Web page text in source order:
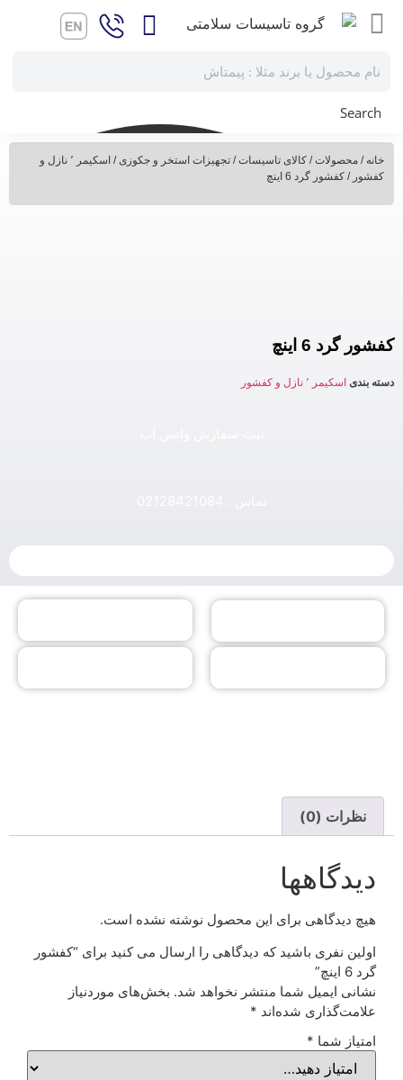
Search
خانه / محصولات/ کالای تاسیسات/ تجهیزات استخر و جکوزی/
اسکیمر ٬ نازل و
کفشور / کفشور گرد 6 اینچ
کفشور گرد 6 اینچ
دسته بندی اسکیمر ٬ نازل و کفشور
نظرات (0)
دیدگاهها
هیچ دیدگاهی برای این محصول نوشته نشده است.
اولین نفری باشید که دیدگاهی را ارسال می کنید برای “کفشور
گرد 6 اینچ”
نشانی ایمیل شما منتشر نخواهد شد. بخش‌های موردنیاز
علامت‌گذاری شده‌اند *
امتیاز شما *